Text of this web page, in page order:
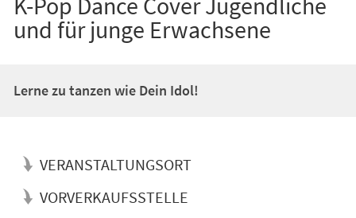
und für junge Erwachsene
Lerne zu tanzen wie Dein Idol!
VERANSTALTUNGSORT
VORVERKAUFSSTELLE